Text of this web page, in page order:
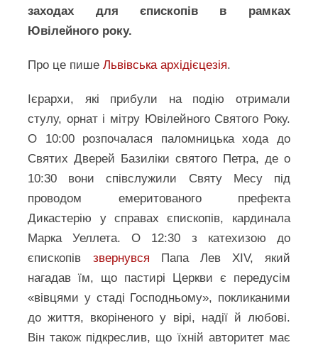
заходах для єпископів в рамках
Ювілейного року.
Про це пишеЛьвівська архідієцезія.
Ієрархи, які прибули на подію отримали
стулу, орнат і мітру Ювілейного Святого Року.
О 10:00 розпочалася паломницька хода до
Святих Дверей Базиліки святого Петра, де о
10:30 вони співслужили Святу Месу під
проводом емеритованого префекта
Дикастерію у справах єпископів, кардинала
Марка Уеллета. О 12:30 з катехизою до
єпископів звернувся Папа Лев XIV, який
нагадав їм, що пастирі Церкви є передусім
«вівцями у стаді Господньому», покликаними
до життя, вкоріненого у вірі, надії й любові.
Він також підкреслив, що їхній авторитет має